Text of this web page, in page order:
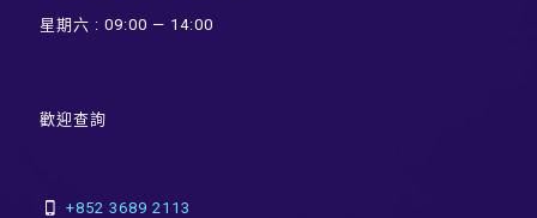
星期六 : 09:00 — 14:00
歡迎查詢
+852 3689 2113